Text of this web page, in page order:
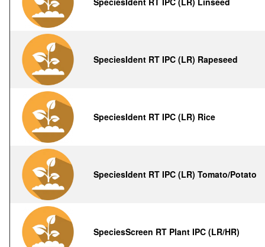
SpeciesIdent RT IPC (LR) Rapeseed
SpeciesIdent RT IPC (LR) Rice
SpeciesIdent RT IPC (LR) Tomato/Potato
SpeciesScreen RT Plant IPC (LR/HR)